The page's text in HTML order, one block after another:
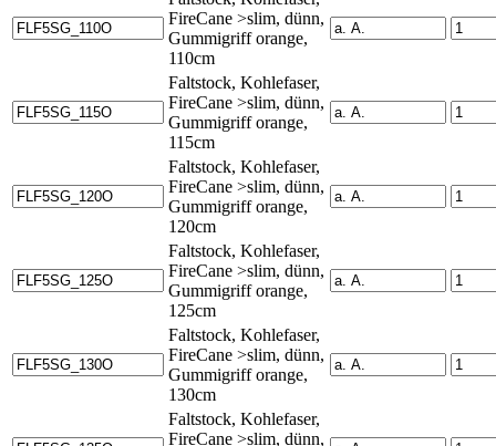
FireCane >slim, dünn,
Gummigriff orange,
110cm
Faltstock, Kohlefaser,
FireCane >slim, dünn,
Gummigriff orange,
115cm
Faltstock, Kohlefaser,
FireCane >slim, dünn,
Gummigriff orange,
120cm
Faltstock, Kohlefaser,
FireCane >slim, dünn,
Gummigriff orange,
125cm
Faltstock, Kohlefaser,
FireCane >slim, dünn,
Gummigriff orange,
130cm
Faltstock, Kohlefaser,
FireCane >slim, dünn,